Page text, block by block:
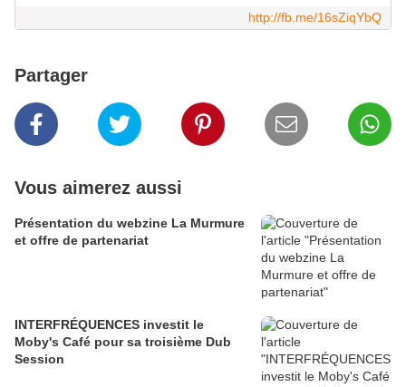
http://fb.me/16sZiqYbQ
Partager
Vous aimerez aussi
Présentation du webzine La Murmure
et offre de partenariat
INTERFRÉQUENCES investit le
Moby's Café pour sa troisième Dub
Session